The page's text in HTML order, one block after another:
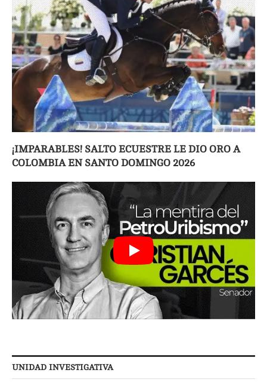
¡IMPARABLES! SALTO ECUESTRE LE DIO ORO A
COLOMBIA EN SANTO DOMINGO 2026
UNIDAD INVESTIGATIVA